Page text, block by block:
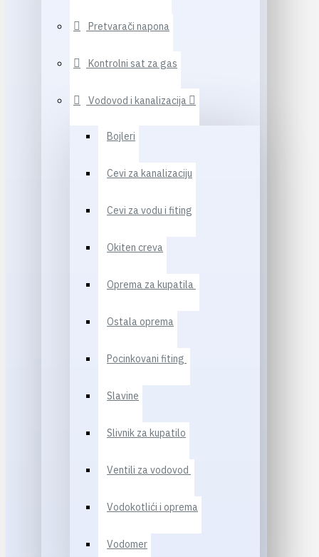
Pretvarači napona
Kontrolni sat za gas
Vodovod i kanalizacija
Bojleri
Cevi za kanalizaciju
Cevi za vodu i fiting
Okiten creva
Oprema za kupatila
Ostala oprema
Pocinkovani fiting
Slavine
Slivnik za kupatilo
Ventili za vodovod
Vodokotlići i oprema
Vodomer